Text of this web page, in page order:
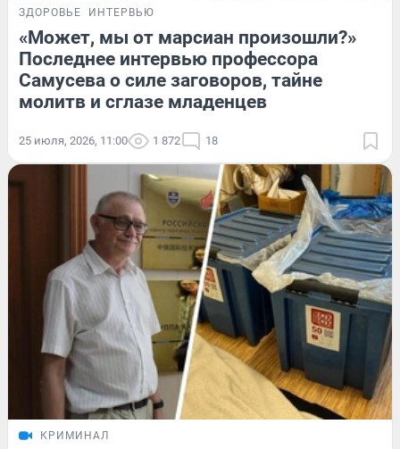
ЗДОРОВЬЕ ИНТЕРВЬЮ
«Может, мы от марсиан произошли?»
Последнее интервью профессора
Самусева о силе заговоров, тайне
молитв и сглазе младенцев
25 июля, 2026, 11:00 1 872 18
КРИМИНАЛ